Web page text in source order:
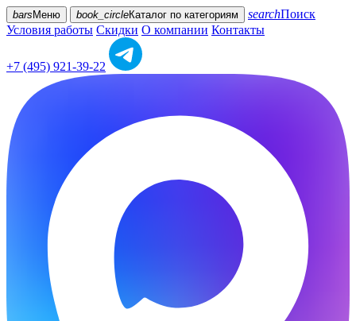
bars Меню book_circleКаталог по категориям searchПоиск
Условия работы Скидки О компании Контакты
+7 (495) 921-39-22